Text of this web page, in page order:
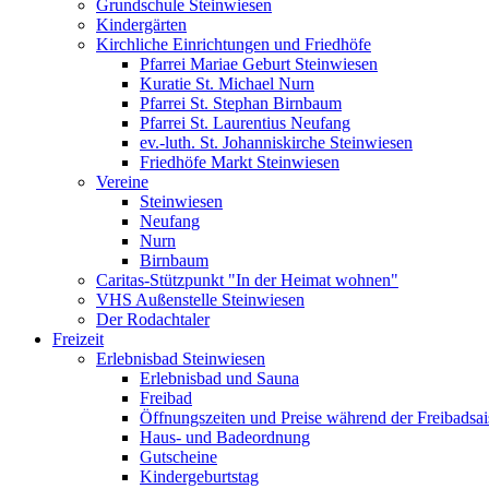
Grundschule Steinwiesen
Kindergärten
Kirchliche Einrichtungen und Friedhöfe
Pfarrei Mariae Geburt Steinwiesen
Kuratie St. Michael Nurn
Pfarrei St. Stephan Birnbaum
Pfarrei St. Laurentius Neufang
ev.-luth. St. Johanniskirche Steinwiesen
Friedhöfe Markt Steinwiesen
Vereine
Steinwiesen
Neufang
Nurn
Birnbaum
Caritas-Stützpunkt "In der Heimat wohnen"
VHS Außenstelle Steinwiesen
Der Rodachtaler
Freizeit
Erlebnisbad Steinwiesen
Erlebnisbad und Sauna
Freibad
Öffnungszeiten und Preise während der
Haus- und Badeordnung
Gutscheine
Kindergeburtstag